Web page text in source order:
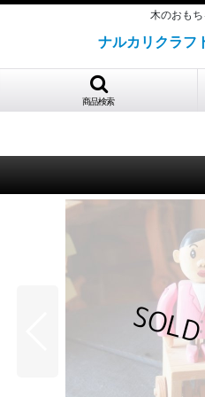
木のおも
ナルカリクラフ
商品検索